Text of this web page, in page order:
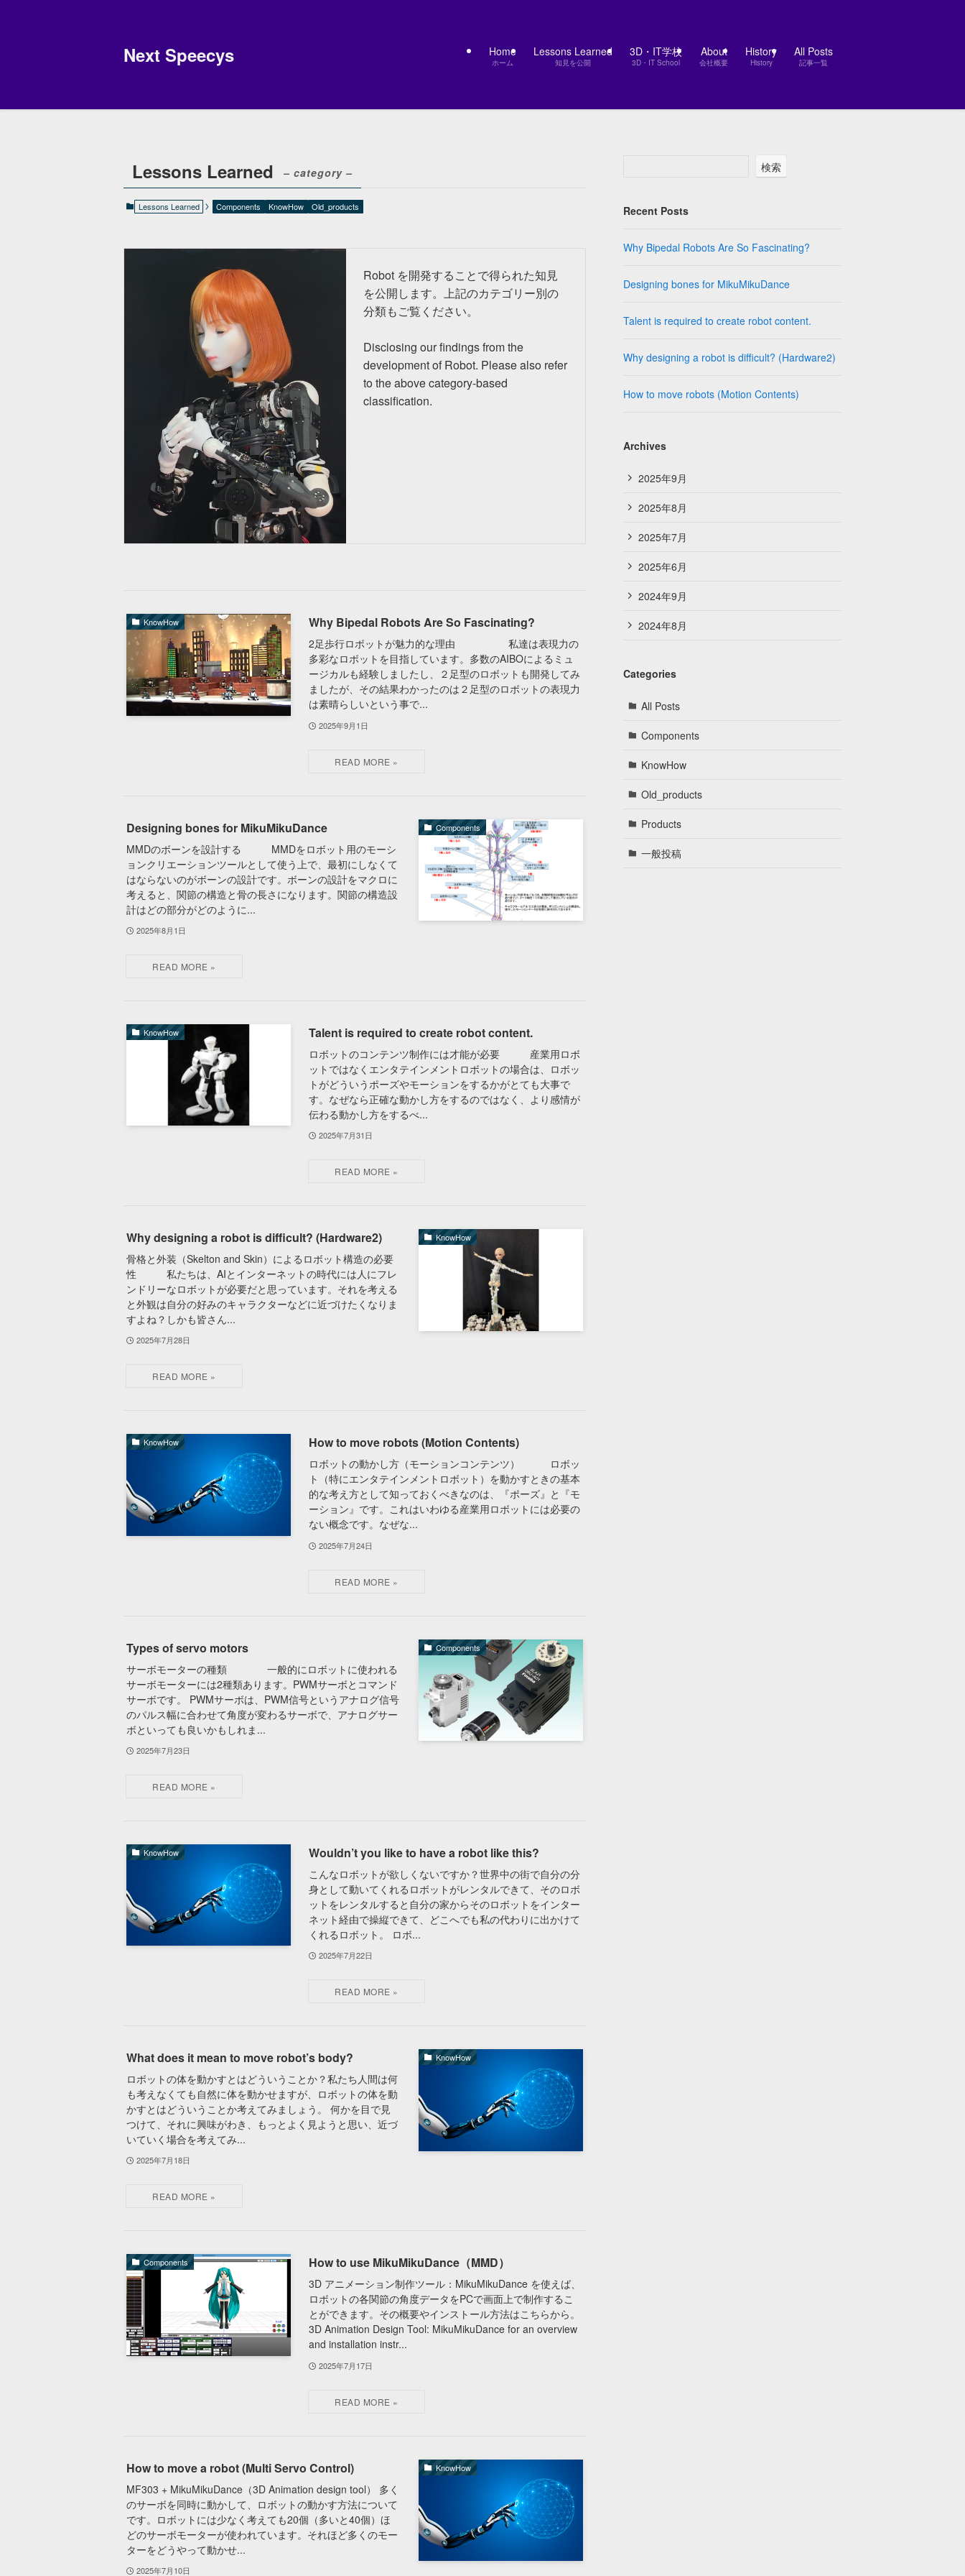
Next Speecys Home
ホーム
Lessons Learned
知見を公開
3D・IT学校
3D・IT School
About
会社概要
History
History
All Posts
記事一覧
Lessons Learned – category –
Lessons Learned Components KnowHow Old_products
Robot を開発することで得られた知見
を公開します。上記のカテゴリー別の
分類もご覧ください。
Disclosing our findings from the
development of Robot. Please also refer
to the above category-based
classification.
KnowHow Why Bipedal Robots Are So Fascinating?
2足歩行ロボットが魅力的な理由 私達は表現力の
多彩なロボットを目指しています。多数のAIBOによるミュ
ージカルも経験しましたし、２足型のロボットも開発してみ
ましたが、その結果わかったのは２足型のロボットの表現力
は素晴らしいという事で...
2025年9月1日
Components
Designing bones for MikuMikuDance
MMDのボーンを設計する MMDをロボット用のモーシ
ョンクリエーションツールとして使う上で、最初にしなくて
はならないのがボーンの設計です。ボーンの設計をマクロに
考えると、関節の構造と骨の長さになります。関節の構造設
計はどの部分がどのように...
2025年8月1日
KnowHow Talent is required to create robot content.
ロボットのコンテンツ制作には才能が必要 産業用ロボ
ットではなくエンタテインメントロボットの場合は、ロボッ
トがどういうポーズやモーションをするかがとても大事で
す。なぜなら正確な動かし方をするのではなく、より感情が
伝わる動かし方をするべ...
2025年7月31日
KnowHow
Why designing a robot is difficult? (Hardware2)
骨格と外装（Skelton and Skin）によるロボット構造の必要
性 私たちは、AIとインターネットの時代には人にフレ
ンドリーなロボットが必要だと思っています。それを考える
と外観は自分の好みのキャラクターなどに近づけたくなりま
すよね？しかも皆さん...
2025年7月28日
KnowHow How to move robots (Motion Contents)
ロボットの動かし方（モーションコンテンツ） ロボッ
ト（特にエンタテインメントロボット）を動かすときの基本
的な考え方として知っておくべきなのは、『ポーズ』と『モ
ーション』です。これはいわゆる産業用ロボットには必要の
ない概念です。なぜな...
2025年7月24日
Components
Types of servo motors
サーボモーターの種類 一般的にロボットに使われる
サーボモーターには2種類あります。PWMサーボとコマンド
サーボです。 PWMサーボは、PWM信号というアナログ信号
のパルス幅に合わせて角度が変わるサーボで、アナログサー
ボといっても良いかもしれま...
2025年7月23日
KnowHow Wouldn’t you like to have a robot like this?
こんなロボットが欲しくないですか？世界中の街で自分の分
身として動いてくれるロボットがレンタルできて、そのロボ
ットをレンタルすると自分の家からそのロボットをインター
ネット経由で操縦できて、どこへでも私の代わりに出かけて
くれるロボット。 ロボ...
2025年7月22日
KnowHow
What does it mean to move robot’s body?
ロボットの体を動かすとはどういうことか？私たち人間は何
も考えなくても自然に体を動かせますが、ロボットの体を動
かすとはどういうことか考えてみましょう。 何かを目で見
つけて、それに興味がわき、もっとよく見ようと思い、近づ
いていく場合を考えてみ...
2025年7月18日
Components How to use MikuMikuDance（MMD）
3D アニメーション制作ツール：MikuMikuDance を使えば、
ロボットの各関節の角度データをPCで画面上で制作するこ
とができます。その概要やインストール方法はこちらから。
3D Animation Design Tool: MikuMikuDance for an overview
and installation instr...
2025年7月17日
KnowHow
How to move a robot (Multi Servo Control)
MF303 + MikuMikuDance（3D Animation design tool） 多く
のサーボを同時に動かして、ロボットの動かす方法について
です。ロボットには少なく考えても20個（多いと40個）ほ
どのサーボモーターが使われています。それほど多くのモー
ターをどうやって動かせ...
2025年7月10日
検索
Recent Posts
Why Bipedal Robots Are So Fascinating?
Designing bones for MikuMikuDance
Talent is required to create robot content.
Why designing a robot is difficult? (Hardware2)
How to move robots (Motion Contents)
Archives
2025年9月
2025年8月
2025年7月
2025年6月
2024年9月
2024年8月
Categories
All Posts
Components
KnowHow
Old_products
Products
一般投稿